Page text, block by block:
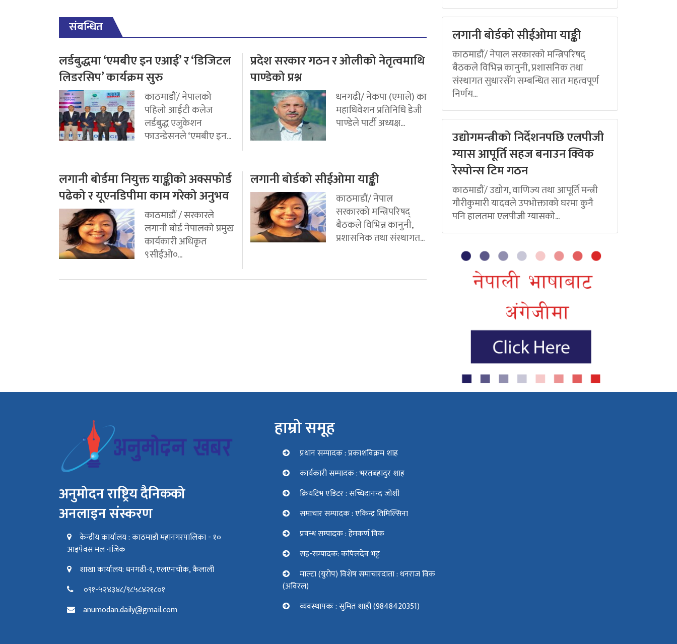
संबन्धित
लर्डबुद्धमा ‘एमबीए इन एआई’ र ‘डिजिटल
लिडरसिप’ कार्यक्रम सुरु
काठमाडौं/ नेपालको
पहिलो आईटी कलेज
लर्डबुद्ध एजुकेशन
फाउन्डेसनले ‘एमबीए इन...
प्रदेश सरकार गठन र ओलीको नेतृत्वमाथि
पाण्डेको प्रश्न
धनगढी/ नेकपा (एमाले) का
महाधिवेशन प्रतिनिधि डेजी
पाण्डेले पार्टी अध्यक्ष...
लगानी बोर्डमा नियुक्त याङ्कीको अक्सफोर्ड
पढेको र यूएनडिपीमा काम गरेको अनुभव
काठमाडौं / सरकारले
लगानी बोर्ड नेपालको प्रमुख
कार्यकारी अधिकृत
९सीईओ०...
लगानी बोर्डको सीईओमा याङ्की
काठमाडौं/ नेपाल
सरकारको मन्त्रिपरिषद्
बैठकले विभिन्न कानुनी,
प्रशासनिक तथा संस्थागत...
लगानी बोर्डको सीईओमा याङ्की
काठमाडौं/ नेपाल सरकारको मन्त्रिपरिषद्
बैठकले विभिन्न कानुनी, प्रशासनिक तथा
संस्थागत सुधारसँग सम्बन्धित सात महत्वपूर्ण
निर्णय...
उद्योगमन्त्रीको निर्देशनपछि एलपीजी
ग्यास आपूर्ति सहज बनाउन क्विक
रेस्पोन्स टिम गठन
काठमाडौं/ उद्योग, वाणिज्य तथा आपूर्ति मन्त्री
गौरीकुमारी यादवले उपभोक्ताको घरमा कुनै
पनि हालतमा एलपीजी ग्यासको...
अनुमोदन राष्ट्रिय दैनिकको
अनलाइन संस्करण
केन्द्रीय कार्यालय : काठमाडौं महानगरपालिका - १०
आइपेक्स मल नजिक
शाखा कार्यालय: धनगढी-१, एलएनचोक, कैलाली
०९१-५२४३४८/९८५८४२१८०१
anumodan.daily@gmail.com
हाम्रो समूह
प्रधान सम्पादक : प्रकाशविक्रम शाह
कार्यकारी सम्पादक : भरतबहादुर शाह
क्रियटिभ एडिटर : सच्चिदानन्द जोशी
समाचार सम्पादक : एकिन्द्र तिमिल्सिना
प्रवन्ध सम्पादक : हेमकर्ण विक
सह-सम्पादक: कपिलदेव भट्ट
माल्टा (युरोप) विशेष समाचारदाता : धनराज विक
(अविरल)
व्यवस्थापकः : सुमित शाही (9848420351)